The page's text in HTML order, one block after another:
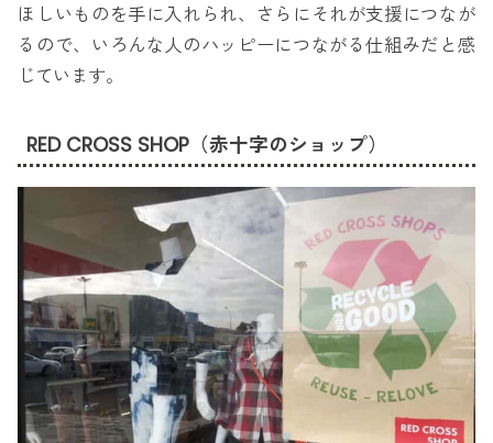
ほしいものを手に入れられ、さらにそれが支援につなが
るので、いろんな人のハッピーにつながる仕組みだと感
じています。
RED CROSS SHOP（赤十字のショップ）